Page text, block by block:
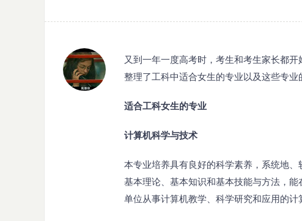
又到一年一度高考时，考生和考生家长都
整理了工科中适合女生的专业以及这些专业
适合工科女生的专业
计算机科学与技术
本专业培养具有良好的科学素养，系统地
基本理论、基本知识和基本技能与方法，
单位从事计算机教学、科学研究和应用的计